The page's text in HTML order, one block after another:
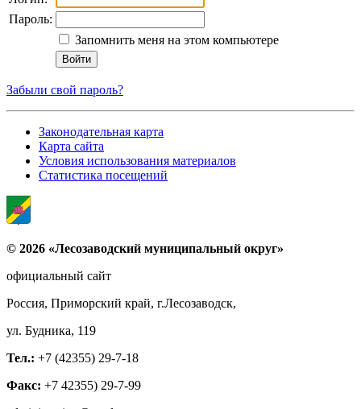
Пароль:
Запомнить меня на этом компьютере
Забыли свой пароль?
Законодательная карта
Карта сайта
Условия использования материалов
Статистика посещений
© 2026 «Лесозаводский муниципальный округ»
официальный сайт
Россия, Приморский край, г.Лесозаводск,
ул. Будника, 119
Тел.: +7 (42355) 29-7-18
Факс: +7 42355) 29-7-99